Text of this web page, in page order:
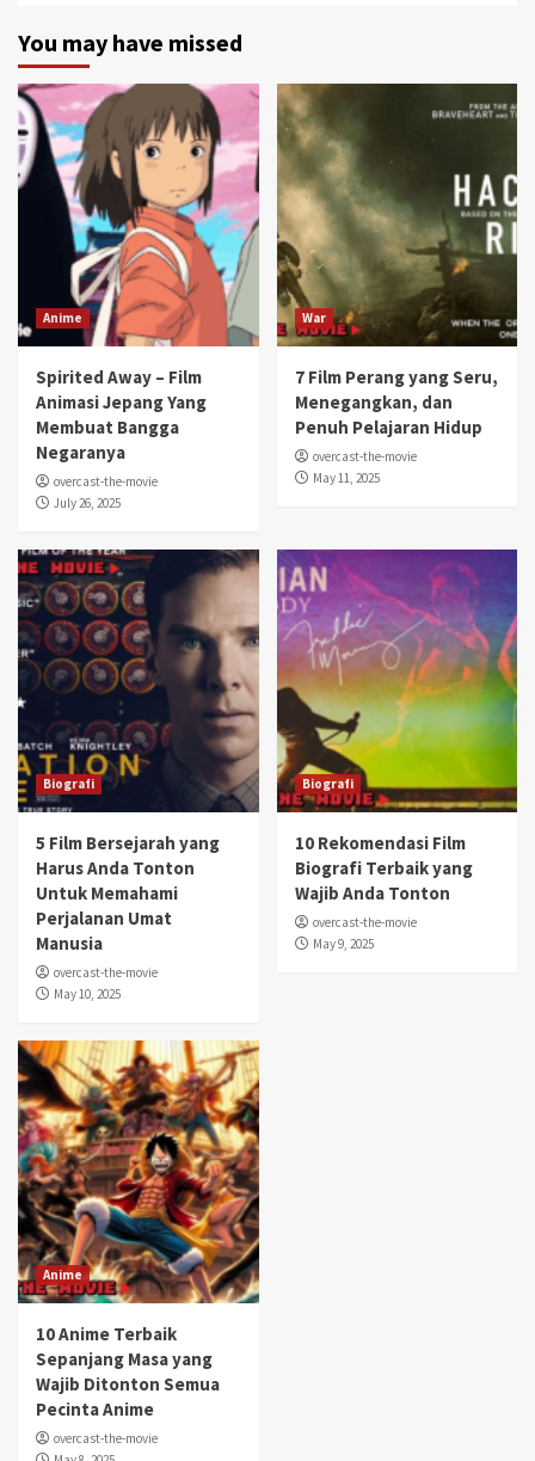
You may have missed
Anime
Spirited Away – Film
Animasi Jepang Yang
Membuat Bangga
Negaranya
overcast-the-movie
July 26, 2025
War
7 Film Perang yang Seru,
Menegangkan, dan
Penuh Pelajaran Hidup
overcast-the-movie
May 11, 2025
Biografi
5 Film Bersejarah yang
Harus Anda Tonton
Untuk Memahami
Perjalanan Umat
Manusia
overcast-the-movie
May 10, 2025
Biografi
10 Rekomendasi Film
Biografi Terbaik yang
Wajib Anda Tonton
overcast-the-movie
May 9, 2025
Anime
10 Anime Terbaik
Sepanjang Masa yang
Wajib Ditonton Semua
Pecinta Anime
overcast-the-movie